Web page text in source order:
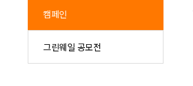
캠페인
그린웨일 공모전